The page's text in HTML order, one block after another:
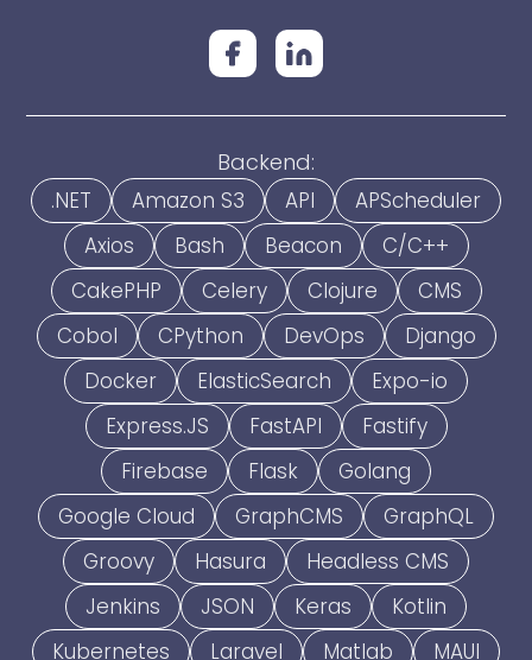
Backend:
.NET Amazon S3 API
APScheduler
Axios
Bash Beacon
C/C++
CakePHP
Celery Clojure
CMS
Cobol
CPython DevOps
Django
Docker
ElasticSearch
Expo-io
Express.JS
FastAPI
Fastify
Firebase
Flask
Golang
Google Cloud
GraphCMS
GraphQL
Groovy
Hasura
Headless CMS
Jenkins
JSON Keras
Kotlin
Kubernetes
Laravel Matlab
MAUI